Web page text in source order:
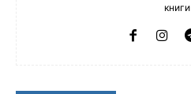
книги